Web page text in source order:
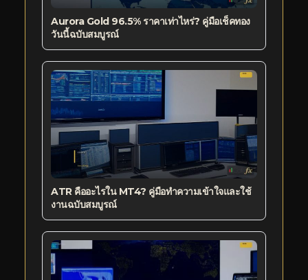
Aurora Gold 96.5% ราคาเท่าไหร่? คู่มือเช็คทอง
วันนี้ฉบับสมบูรณ์
ATR คืออะไรใน MT4? คู่มือทำความเข้าใจและใช้
งานฉบับสมบูรณ์